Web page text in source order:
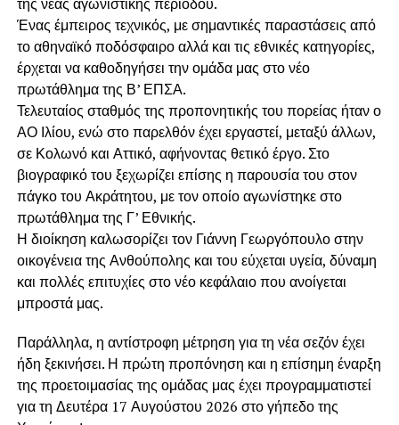
Ένας έμπειρος τεχνικός, με σημαντικές παραστάσεις από
το αθηναϊκό ποδόσφαιρο αλλά και τις εθνικές κατηγορίες,
έρχεται να καθοδηγήσει την ομάδα μας στο νέο
πρωτάθλημα της Β’ ΕΠΣΑ.
Τελευταίος σταθμός της προπονητικής του πορείας ήταν ο
ΑΟ Ιλίου, ενώ στο παρελθόν έχει εργαστεί, μεταξύ άλλων,
σε Κολωνό και Αττικό, αφήνοντας θετικό έργο. Στο
βιογραφικό του ξεχωρίζει επίσης η παρουσία του στον
πάγκο του Ακράτητου, με τον οποίο αγωνίστηκε στο
πρωτάθλημα της Γ’ Εθνικής.
Η διοίκηση καλωσορίζει τον Γιάννη Γεωργόπουλο στην
οικογένεια της Ανθούπολης και του εύχεται υγεία, δύναμη
και πολλές επιτυχίες στο νέο κεφάλαιο που ανοίγεται
μπροστά μας.
Παράλληλα, η αντίστροφη μέτρηση για τη νέα σεζόν έχει
ήδη ξεκινήσει. Η πρώτη προπόνηση και η επίσημη έναρξη
της προετοιμασίας της ομάδας μας έχει προγραμματιστεί
για τη Δευτέρα 17 Αυγούστου 2026 στο γήπεδο της